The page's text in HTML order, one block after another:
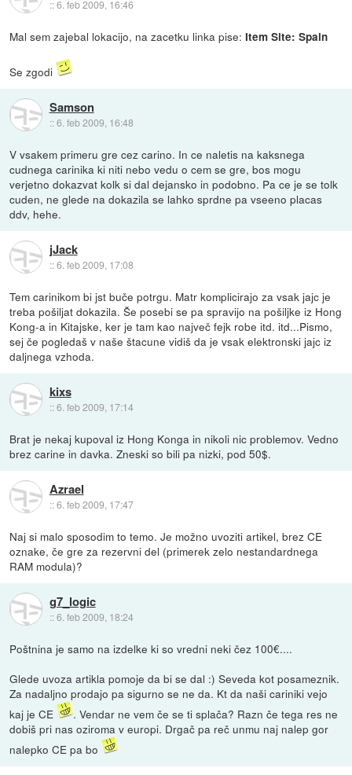
::6. feb 2009, 16:46
Mal sem zajebal lokacijo, na zacetku linka pise:Item Site: Spain
Se zgodi
Samson
::6. feb 2009, 16:48
V vsakem primeru gre cez carino. In ce naletis na kaksnega
cudnega carinika ki niti nebo vedu o cem se gre, bos mogu
verjetno dokazvat kolk si dal dejansko in podobno. Pa ce je se tolk
cuden, ne glede na dokazila se lahko sprdne pa vseeno placas
ddv, hehe.
jJack
::6. feb 2009, 17:08
Tem carinikom bi jst buče potrgu. Matr komplicirajo za vsak jajc je
treba pošiljat dokazila. Še posebi se pa spravijo na pošiljke iz Hong
Kong-a in Kitajske, ker je tam kao največ fejk robe itd. itd...Pismo,
sej če pogledaš v naše štacune vidiš da je vsak elektronski jajc iz
daljnega vzhoda.
kixs
::6. feb 2009, 17:14
Brat je nekaj kupoval iz Hong Konga in nikoli nic problemov. Vedno
brez carine in davka. Zneski so bili pa nizki, pod 50$.
Azrael
::6. feb 2009, 17:47
Naj si malo sposodim to temo. Je možno uvoziti artikel, brez CE
oznake, če gre za rezervni del (primerek zelo nestandardnega
RAM modula)?
g7_logic
::6. feb 2009, 18:24
Poštnina je samo na izdelke ki so vredni neki čez 100€....
Glede uvoza artikla pomoje da bi se dal :) Seveda kot posameznik.
Za nadaljno prodajo pa sigurno se ne da. Kt da naši cariniki vejo
kaj je CE
. Vendar ne vem če se ti splača? Razn če tega res ne
dobiš pri nas oziroma v europi. Drgač pa reč unmu naj nalep gor
nalepko CE pa bo